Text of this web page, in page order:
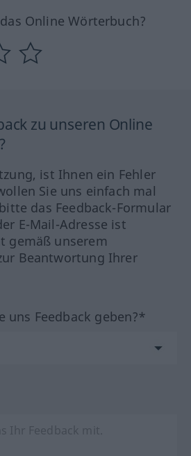
Online Wörterbuch?
zu unseren Online
ist Ihnen ein Fehler
Sie uns einfach mal
das Feedback-Formular
E-Mail-Adresse ist
gemäß unserem
Beantwortung Ihrer
uns Feedback geben?*